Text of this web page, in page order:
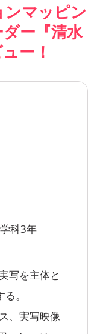
マッピン
ー『清水
ー！
科3年
写を主体と
。
、実写映像